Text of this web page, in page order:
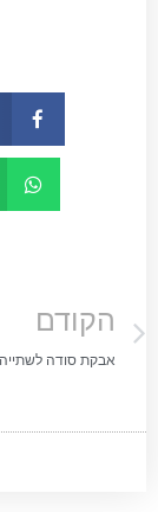
הקודם